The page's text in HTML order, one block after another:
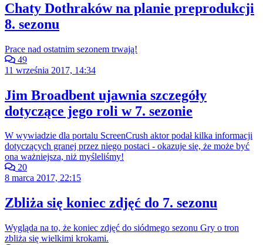
Chaty Dothraków na planie preprodukcji
8. sezonu
Prace nad ostatnim sezonem trwają!
49
11 września 2017, 14:34
Jim Broadbent ujawnia szczegóły
dotyczące jego roli w 7. sezonie
W wywiadzie dla portalu ScreenCrush aktor podał kilka informacji
dotyczących granej przez niego postaci - okazuje się, że może być
ona ważniejsza, niż myśleliśmy!
20
8 marca 2017, 22:15
Zbliża się koniec zdjęć do 7. sezonu
Wygląda na to, że koniec zdjęć do siódmego sezonu Gry o tron
zbliża się wielkimi krokami.